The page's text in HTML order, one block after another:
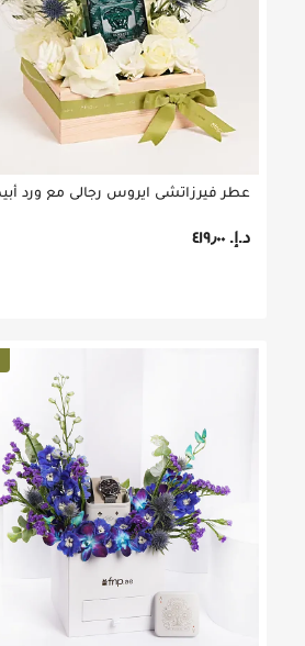
عطر فيرزاتشي ايروس رجالي مع ورد
د.إ.‏ ٤١٩٫٠٠